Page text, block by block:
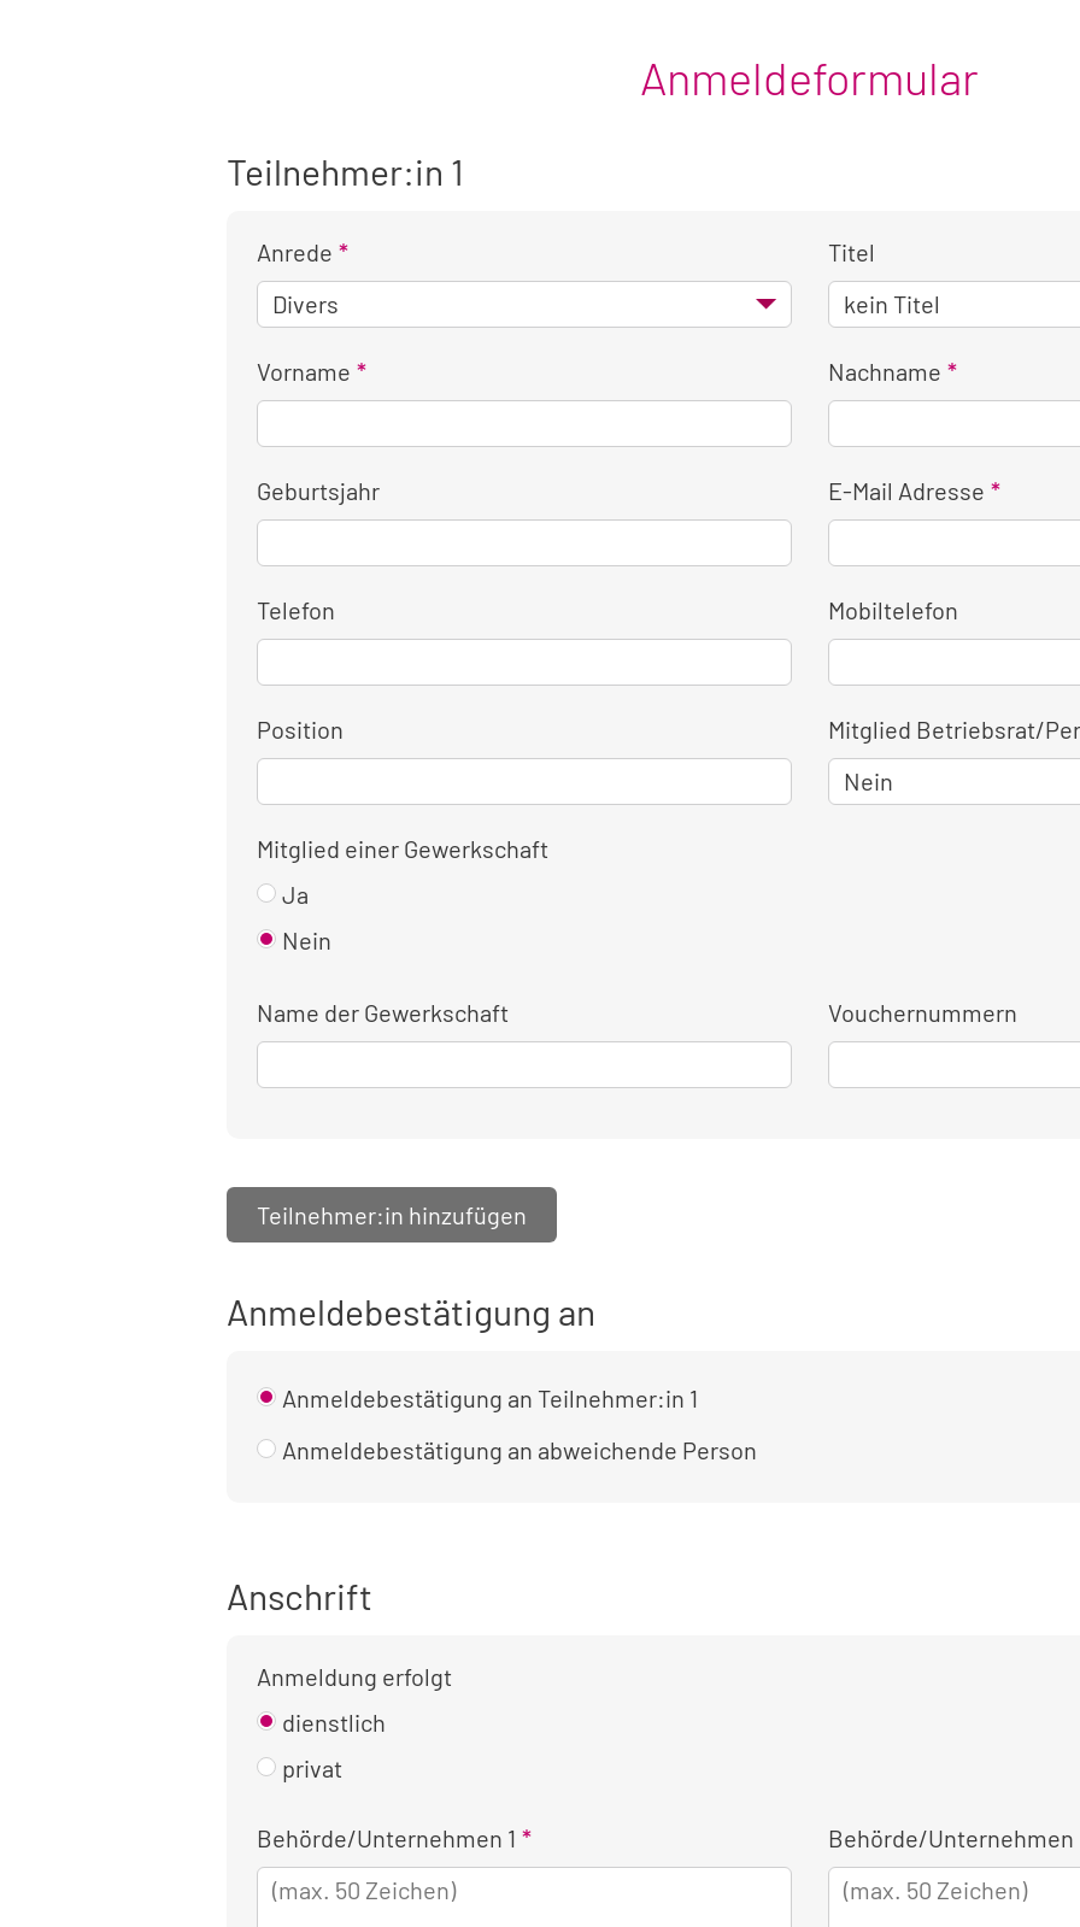
Anmeldeformular
Teilnehmer:in 1
Anrede Titel
Vorname Nachname
Geburtsjahr E-Mail Adresse
Telefon Mobiltelefon
Position Mitglied Betriebsrat/
Mitglied einer Gewerkschaft
Ja
Nein
Name der Gewerkschaft Vouchernummern
Teilnehmer:in hinzufügen
Anmeldebestätigung an
Anmeldebestätigung an Teilnehmer:in 1
Anmeldebestätigung an abweichende Person
Anschrift
Anmeldung erfolgt
dienstlich
privat
Kontaktinformationen
für
die
Behörde/Unternehmen 1 Behörde/Unternehmen